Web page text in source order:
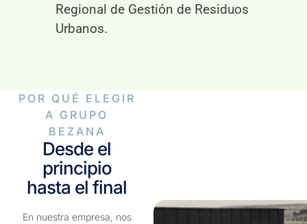
Regional de Gestión de Residuos
Urbanos.
POR QUÉ ELEGIR
A GRUPO
BEZANA
Desde el
principio
hasta el final
En nuestra empresa, nos